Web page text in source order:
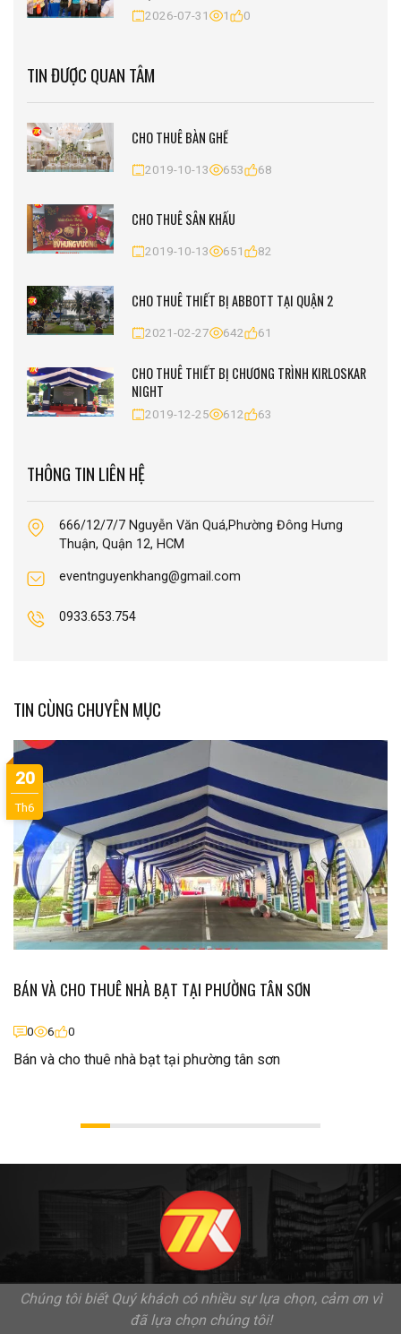
2026-07-31 1 0
TIN ĐƯỢC QUAN TÂM
CHO THUÊ BÀN GHẾ
2019-10-13 653 68
CHO THUÊ SÂN KHẤU
2019-10-13 651 82
CHO THUÊ THIẾT BỊ ABBOTT TẠI QUẬN 2
2021-02-27 642 61
CHO THUÊ THIẾT BỊ CHƯƠNG TRÌNH KIRLOSKAR
NIGHT
2019-12-25 612 63
THÔNG TIN LIÊN HỆ
666/12/7/7 Nguyễn Văn Quá,Phường Đông Hưng
Thuận, Quận 12, HCM
eventnguyenkhang@gmail.com
0933.653.754
TIN CÙNG CHUYÊN MỤC
BÁN VÀ CHO THUÊ NHÀ BẠT TẠI PHƯỜNG TÂN SƠN
0 6 0
Bán và cho thuê nhà bạt tại phường tân sơn
20
Th6
Chúng tôi biết Quý khách có nhiều sự lựa chọn, cảm ơn vì
đã lựa chọn chúng tôi!